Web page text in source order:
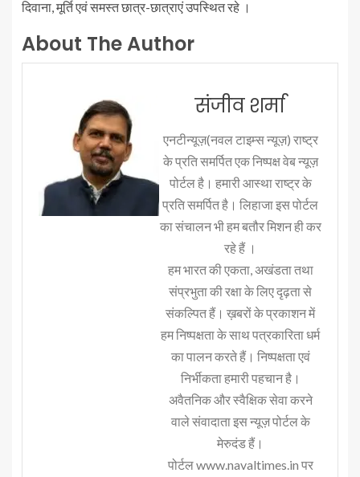
दिवाना, मूर्ति एवं समस्त छात्र-छात्राएं उपस्थित रहे ।
About The Author
संजीव शर्मा
एनटीन्यूज़(नवल टाइम्स न्यूज़) राष्ट्र
के प्रति समर्पित एक निष्पक्ष वेब न्यूज़
पोर्टल है। हमारी आस्था राष्ट्र के
प्रति समर्पित है। लिहाजा इस पोर्टल
का संचालन भी हम बतौर मिशन ही कर
रहे हैं ।
हम भारत की एकता, अखंडता तथा
संप्रभुता की रक्षा के लिए दृढ़ता से
संकल्पित हैं। ख़बरों के प्रकाशन में
हम निष्पक्षता के साथ पत्रकारिता धर्म
का पालन करते हैं। निष्पक्षता एवं
निर्भीकता हमारी पहचान है।
अवैतनिक और स्वैक्षिक सेवा करने
वाले संवादाता इस न्यूज़ पोर्टल के
मेरुदंड हैं।
पोर्टल www.navaltimes.in पर